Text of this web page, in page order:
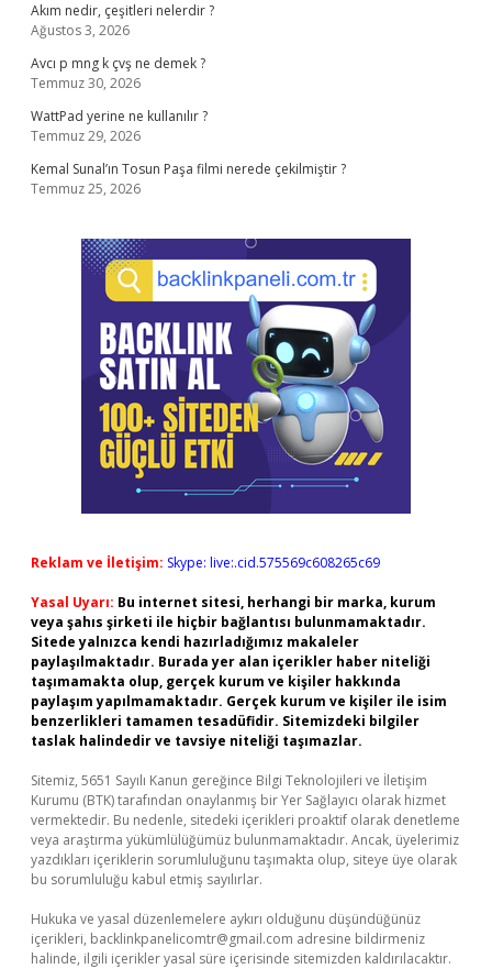
Akım nedir, çeşitleri nelerdir ?
Ağustos 3, 2026
Avcı p mng k çvş ne demek ?
Temmuz 30, 2026
WattPad yerine ne kullanılır ?
Temmuz 29, 2026
Kemal Sunal’ın Tosun Paşa filmi nerede çekilmiştir ?
Temmuz 25, 2026
Reklam ve İletişim: Skype: live:.cid.575569c608265c69
Yasal Uyarı: Bu internet sitesi, herhangi bir marka, kurum
veya şahıs şirketi ile hiçbir bağlantısı bulunmamaktadır.
Sitede yalnızca kendi hazırladığımız makaleler
paylaşılmaktadır. Burada yer alan içerikler haber niteliği
taşımamakta olup, gerçek kurum ve kişiler hakkında
paylaşım yapılmamaktadır. Gerçek kurum ve kişiler ile isim
benzerlikleri tamamen tesadüfidir. Sitemizdeki bilgiler
taslak halindedir ve tavsiye niteliği taşımazlar.
Sitemiz, 5651 Sayılı Kanun gereğince Bilgi Teknolojileri ve İletişim
Kurumu (BTK) tarafından onaylanmış bir Yer Sağlayıcı olarak hizmet
vermektedir. Bu nedenle, sitedeki içerikleri proaktif olarak denetleme
veya araştırma yükümlülüğümüz bulunmamaktadır. Ancak, üyelerimiz
yazdıkları içeriklerin sorumluluğunu taşımakta olup, siteye üye olarak
bu sorumluluğu kabul etmiş sayılırlar.
Hukuka ve yasal düzenlemelere aykırı olduğunu düşündüğünüz
içerikleri, backlinkpanelicomtr@gmail.com adresine bildirmeniz
halinde, ilgili içerikler yasal süre içerisinde sitemizden kaldırılacaktır.